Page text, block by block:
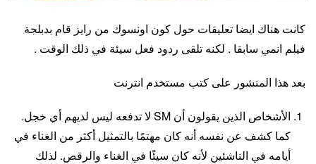
كانت هناك ايضا تعليقات حول كون اونسوك من رايز قام بدبلجة
فيلم انمي سابقا . لكنه تلقى ردود فعل سيئة في ذلك الوقت .
بعد هذا المنشور على كتب مستخدم انترنت
الأشخاص الذين يقولون أن SM لا تدفعه ليس لديهم أي خجل.
كما كشف عن نفسه أنه كان مهتمًا بالتمثيل أكثر من الغناء في
أيامه في الناشئين لأنه كان سيئًا في الغناء والرقص. لذلك